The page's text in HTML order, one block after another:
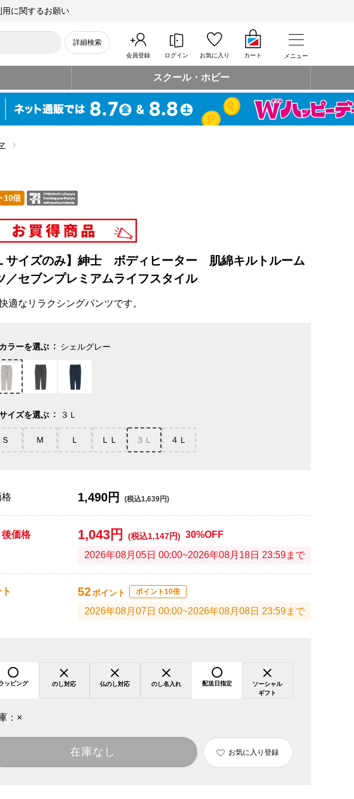
用に関するお願い
詳細検索
会員登録 ログイン お気に入り カート メニュー
スクール・ホビー
サイズのみ】紳士 ボディヒーター 肌綿キルトルーム
／セブンプレミアムライフスタイル
適なリラクシングパンツです。
カラーを選ぶ シェルグレー
イズを選ぶ ３Ｌ
Ｓ Ｍ Ｌ ＬＬ ３Ｌ ４Ｌ
1,490円 (税込1,639円)
価格 1,043円 (税込1,147円) 30%OFF
2026年08月05日 00:00~2026年08月18日 23:59まで
52ポイント ポイント10倍
2026年08月07日 00:00~2026年08月08日 23:59まで
ッピング のし対応 仏のし対応 のし名入れ 配送日指定
ソーシャル
ギフト
： ×
在庫なし お気に入り登録